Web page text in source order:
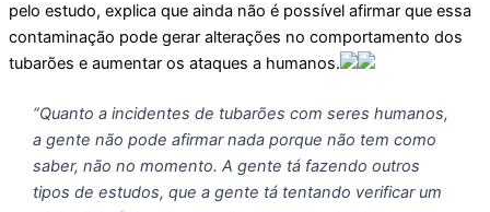
pelo estudo, explica que ainda não é possível afirmar que essa
contaminação pode gerar alterações no comportamento dos
tubarões e aumentar os ataques a humanos.
“Quanto a incidentes de tubarões com seres humanos,
a gente não pode afirmar nada porque não tem como
saber, não no momento. A gente tá fazendo outros
tipos de estudos, que a gente tá tentando verificar um